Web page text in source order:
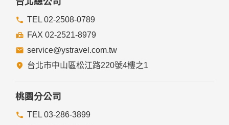
TEL 02-2508-0789
FAX 02-2521-8979
service@ystravel.com.tw
台北市中山區松江路220號4樓之1
桃園分公司
TEL 03-286-3899